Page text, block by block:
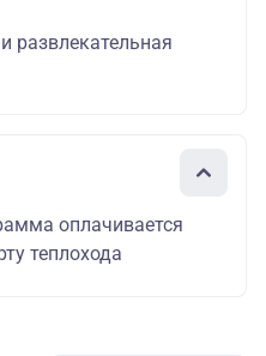
развлекательная
оплачивается
теплохода